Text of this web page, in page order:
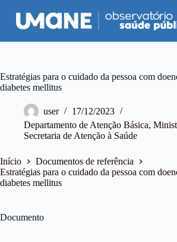
P
u
a
a
r
e
ú
d
Estratégias para o cuidado da pessoa com
diabetes mellitus
user
17/12/2023
Departamento de Atenção Básica,
Secretaria de Atenção à Saúde
Início
Documentos de referência
Estratégias para o cuidado da pessoa com
diabetes mellitus
Documento